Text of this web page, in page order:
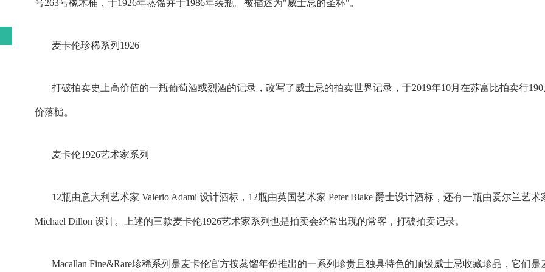
号263号橡木桶，于1926年蒸馏并于1986年装瓶。被描述为"威士忌的圣杯"。
麦卡伦珍稀系列1926
打破拍卖史上高价值的一瓶葡萄酒或烈酒的记录，改写了威士忌的拍卖世界记录，于2019年10月在苏富比拍卖行
价落槌。
麦卡伦1926艺术家系列
12瓶由意大利艺术家 Valerio Adami 设计酒标，12瓶由英国艺术家 Peter Blake 爵士设计酒标，还有一瓶由爱尔兰艺术
Michael Dillon 设计。上述的三款麦卡伦1926艺术家系列也是拍卖会经常出现的常客，打破拍卖记录。
Macallan Fine&Rare珍稀系列是麦卡伦官方按蒸馏年份推出的一系列珍贵且独具特色的顶级威士忌收藏珍品，它们是